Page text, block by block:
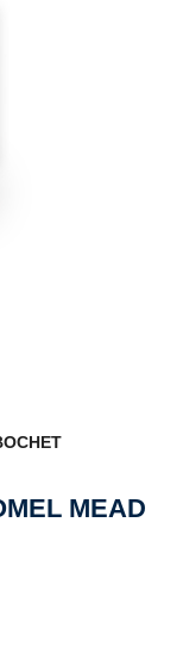
MEAD